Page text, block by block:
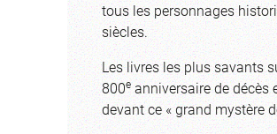
tous les personnages
siècles.
Les livres les plus savants
800eanniversaire de décès
devant ce « grand mystère